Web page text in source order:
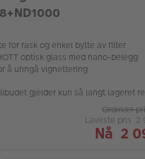
for rask og enkel bytte av filter
optisk glass med nano-belegg
å unngå vignettering
tilbudet gjelder kun så langt lageret
Ordinær
Laveste pris 2
Nå 2